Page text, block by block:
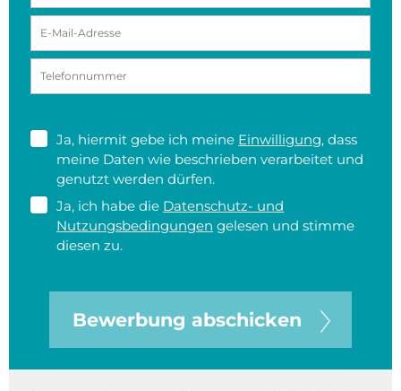
Ja, hiermit gebe ich meine Einwilligung, dass
meine Daten wie beschrieben verarbeitet und
genutzt werden dürfen.
Ja, ich habe die Datenschutz- und
Nutzungsbedingungen gelesen und stimme
diesen zu.
Bewerbung abschicken